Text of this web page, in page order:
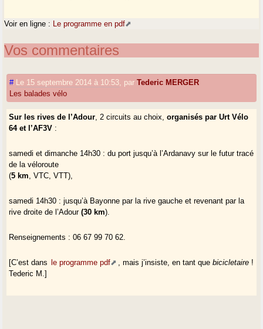
Voir en ligne : Le programme en pdf
Vos commentaires
# Le 15 septembre 2014 à 10:53 parTederic MERGER
Les balades vélo
Sur les rives de l’Adour , 2 circuits au choix,organisés par Urt Vélo
64 et l’AF3V :
samedi et dimanche 14h30 : du port jusqu’à l’Ardanavy sur le futur tracé
de la véloroute
(5 km , VTC, VTT),
samedi 14h30 : jusqu’à Bayonne par la rive gauche et revenant par la
rive droite de l’Adour(30 km).
Renseignements : 06 67 99 70 62.
[C’est dans le programme pdf , mais j’insiste, en tant quebicicletaire !
Tederic M.]